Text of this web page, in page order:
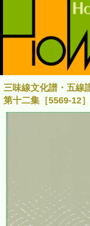
三味線文化譜・五
第十二集［5569-12］